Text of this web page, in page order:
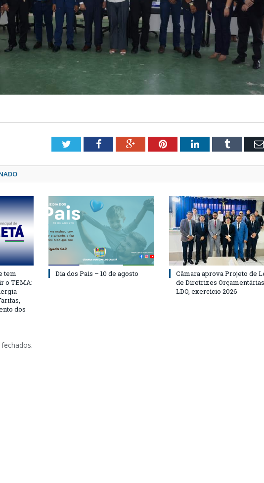
TwitterFacebookGoogle+PinterestLinkedInTumblr
tem
o TEMA:
dos
Dia dos Pais – 10 de agosto
Câmara aprova Projeto de
de Diretrizes
LDO, exercício 2026